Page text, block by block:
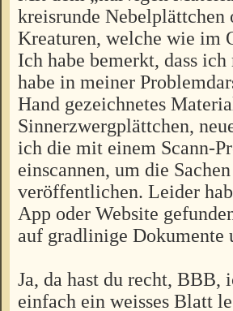
kreisrunde Nebelplättchen
Kreaturen, welche wie im
Ich habe bemerkt, dass
habe in meiner
Hand gezeichnetes
Sinnerzwergplättchen,
ich die mit einem Scann-
einscannen, um die
veröffentlichen. Leider
App oder Website
auf gradlinige Dokumente
Ja, da hast du recht, BBB,
einfach ein weisses Blatt